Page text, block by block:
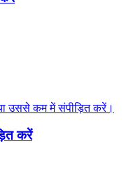
उससे कम में संपीड़ित करें।
करें